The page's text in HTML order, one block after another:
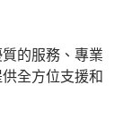
的服務、專業
全方位支援和